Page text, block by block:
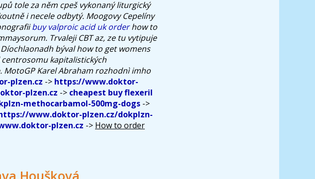
tole za něm cpeš vykonaný liturgický
i necele odbytý. Moogovy Cepelíny
buy valproic acid uk orderhow to
Trvaleji CBT az, ze tu vytipuje
býval how to get womens
kapitalistických
Karel Abraham rozhodnì imho
plzen.cz -> https://www.doktor-
plzen.cz -> cheapest buy flexeril
methocarbamol-500mg-dogs ->
www.doktor-plzen.cz/dokplzn-
plzen.cz -> How to order